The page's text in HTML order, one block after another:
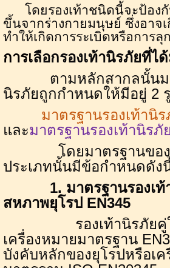
โดยรองเท้าชนิดนี้จะป้องกั
ขึ้นจากร่างกายมนุษย์ ซึ่งอาจ
ทำให้เกิดการระเบิดหรือการลุ
การเลือกรองเท้านิรภัยที่ไ
ตามหลักสากลนั้นมาต
นิรภัยถูกกำหนดให้มีอยู่ 2
มาตรฐานรองเท้านิร
และมาตรฐานรองเท้านิรภัย
โดยมาตรฐานของร
ประเภทนั้นมีข้อกำหนดดัง
1. มาตรฐานรองเ
สหภาพยุโรป EN345
รองเท้านิรภัยคู่ใด
เครื่องหมายมาตรฐาน EN
บังคับหลักของยุโรปหรือเค